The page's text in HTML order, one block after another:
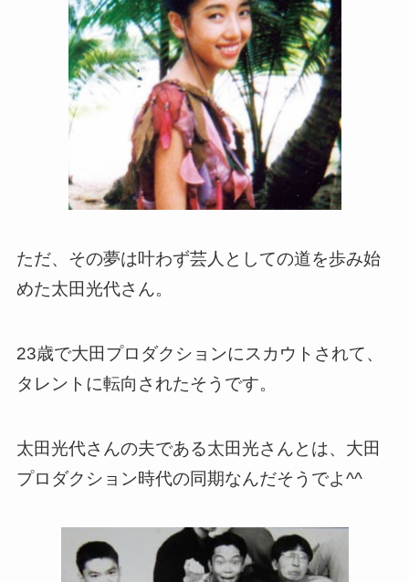
ただ、その夢は叶わず芸人としての道を歩み始
めた太田光代さん。
23歳で大田プロダクションにスカウトされて、
タレントに転向されたそうです。
太田光代さんの夫である太田光さんとは、大田
プロダクション時代の同期なんだそうでよ^^